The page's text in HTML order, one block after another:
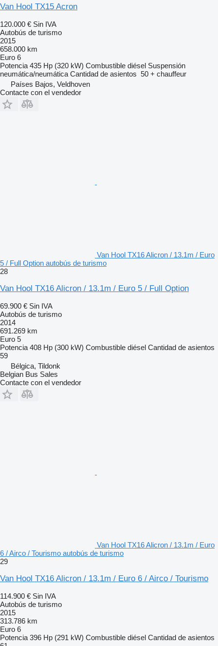
Van Hool TX15 Acron
120.000 € Sin IVA
Autobús de turismo
2015
658.000 km
Euro 6
Potencia 435 Hp (320 kW) Combustible diésel Suspensión
neumática/neumática Cantidad de asientos 50 + chauffeur
Países Bajos, Veldhoven
Contacte con el vendedor
Van Hool TX16 Alicron / 13.1m / Euro
5 / Full Option autobús de turismo
28
Van Hool TX16 Alicron / 13.1m / Euro 5 / Full Option
69.900 € Sin IVA
Autobús de turismo
2014
691.269 km
Euro 5
Potencia 408 Hp (300 kW) Combustible diésel Cantidad de asientos
59
Bélgica, Tildonk
Belgian Bus Sales
Contacte con el vendedor
Van Hool TX16 Alicron / 13.1m / Euro
6 / Airco / Tourismo autobús de turismo
29
Van Hool TX16 Alicron / 13.1m / Euro 6 / Airco / Tourismo
114.900 € Sin IVA
Autobús de turismo
2015
313.786 km
Euro 6
Potencia 396 Hp (291 kW) Combustible diésel Cantidad de asientos